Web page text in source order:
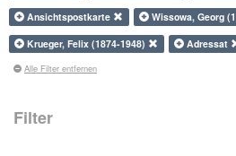
Ansichtspostkarte
Wissowa, Georg
Krueger, Felix (1874-1948)
Adressat
Alle Filter entfernen
Filter